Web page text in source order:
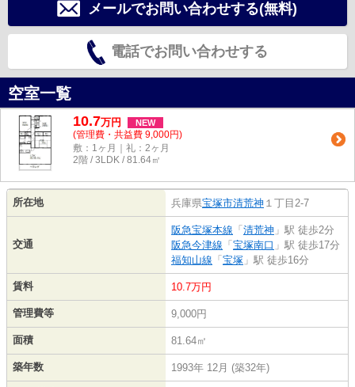
メールでお問い合わせする(無料)
電話でお問い合わせする
空室一覧
10.7万円 NEW
(管理費・共益費 9,000円)
敷：1ヶ月｜礼：2ヶ月
2階 / 3LDK / 81.64㎡
所在地 兵庫県宝塚市清荒神 １丁目2-7
交通
阪急宝塚本線 「 清荒神 」駅 徒歩2分
阪急今津線 「 宝塚南口 」駅 徒歩17分
福知山線 「 宝塚 」駅 徒歩16分
賃料 10.7万円
管理費等 9,000円
面積 81.64㎡
築年数 1993年 12月 (築32年)